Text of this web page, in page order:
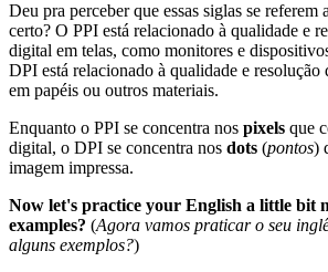
Deu pra perceber que essas siglas se referem
certo? O PPI está relacionado à qualidade e
digital em telas, como monitores e
DPI está relacionado à qualidade e resolução
em papéis ou outros materiais.
Enquanto o PPI se concentra nos pixels que
digital, o DPI se concentra nos dots (pontos)
imagem impressa.
Now let's practice your English a little bit
examples? (Agora vamos praticar o seu
alguns exemplos?)